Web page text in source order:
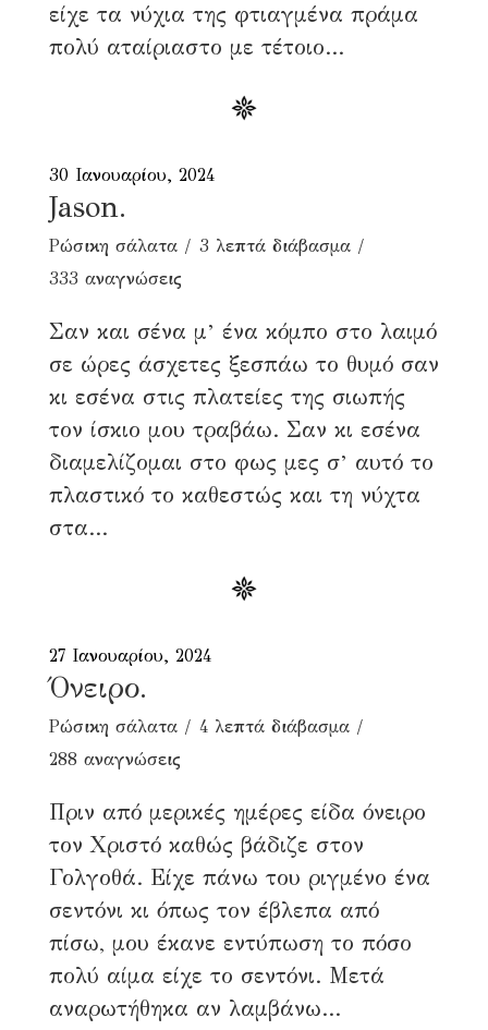
είχε τα νύχια της φτιαγμένα πράμα
πολύ αταίριαστο με τέτοιο...
30 Ιανουαρίου, 2024
Jason.
Ρώσικη σάλατα
3 λεπτά διάβασμα
333 αναγνώσεις
Σαν και σένα μ’ ένα κόμπο στο λαιμό
σε ώρες άσχετες ξεσπάω το θυμό σαν
κι εσένα στις πλατείες της σιωπής
τον ίσκιο μου τραβάω. Σαν κι εσένα
διαμελίζομαι στο φως μες σ’ αυτό το
πλαστικό το καθεστώς και τη νύχτα
στα...
27 Ιανουαρίου, 2024
Όνειρο.
Ρώσικη σάλατα
4 λεπτά διάβασμα
288 αναγνώσεις
Πριν από μερικές ημέρες είδα όνειρο
τον Χριστό καθώς βάδιζε στον
Γολγοθά. Είχε πάνω του ριγμένο ένα
σεντόνι κι όπως τον έβλεπα από
πίσω, μου έκανε εντύπωση το πόσο
πολύ αίμα είχε το σεντόνι. Μετά
αναρωτήθηκα αν λαμβάνω...